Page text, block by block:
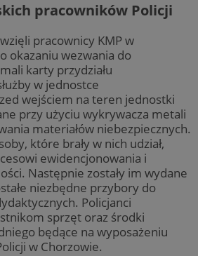
pracowników Policji
pracownicy KMP w
okazaniu wezwania do
karty przydziału
w jednostce
wejściem na teren jednostki
przy użyciu wykrywacza metali
materiałów niebezpiecznych.
które brały w nich udział,
ewidencjonowania i
Następnie zostały im wydane
niezbędne przybory do
Policjanci
sprzęt oraz środki
będące na wyposażeniu
w Chorzowie.